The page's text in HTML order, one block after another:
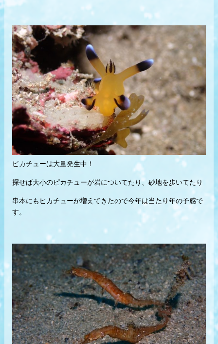
ピカチューは大量発生中！
探せば大小のピカチューが岩についてたり、砂地を歩いてたり
串本にもピカチューが増えてきたので今年は当たり年の予感で
す。